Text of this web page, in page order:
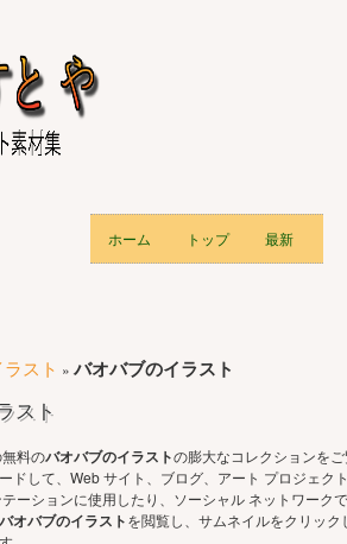
ホーム トップ 最新
スト » バオバブのイラスト
スト
料のバオバブのイラストの膨大なコレクションを
ドして、Web サイト、ブログ、アート プロジェク
ーションに使用したり、ソーシャル ネットワーク
バオバブのイラストを閲覧し、サムネイルをクリック